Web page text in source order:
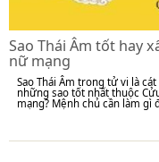
Sao Thái Âm tốt hay
nữ mạng
Sao Thái Âm trong tử vi là
những sao tốt nhất thuộc
mạng? Mệnh chủ cần làm